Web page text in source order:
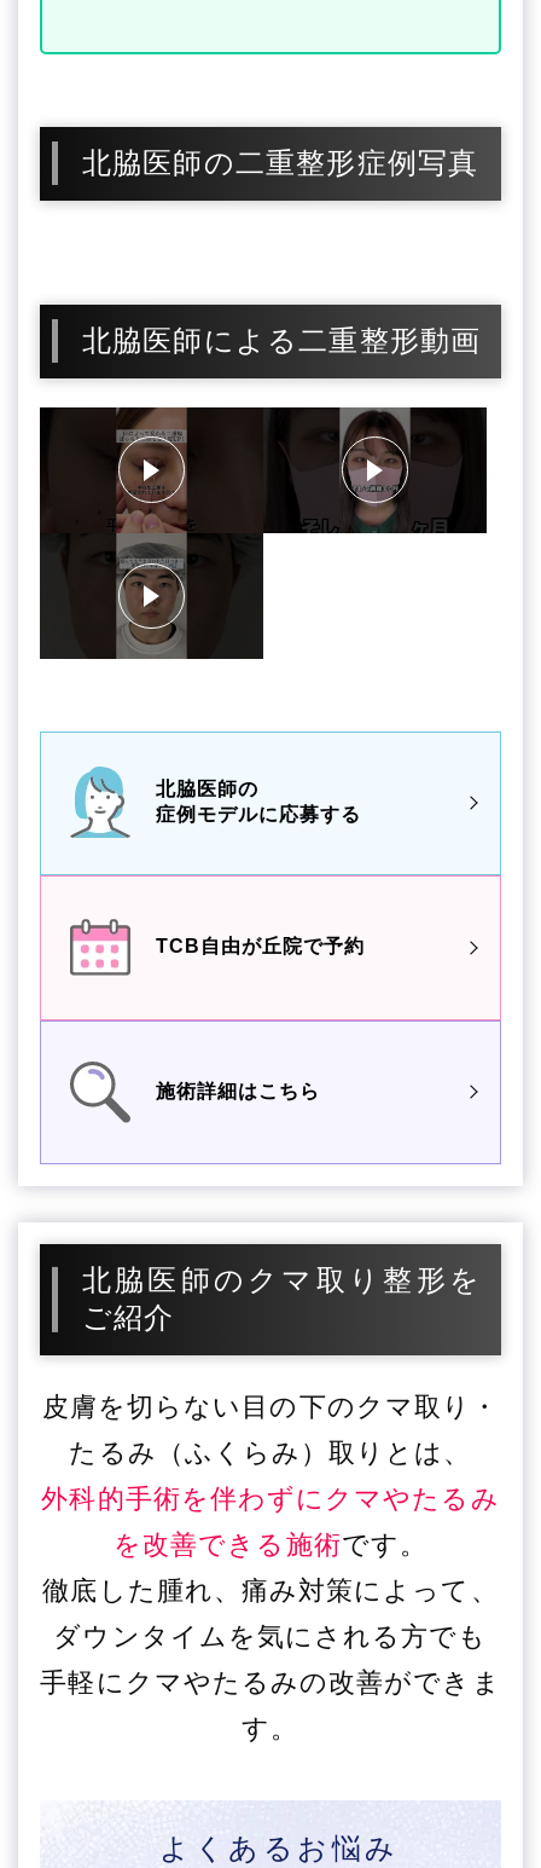
北脇医師の二重整形症例写真
北脇医師による二重整形動画
北脇医師の
症例モデルに応募する
TCB自由が丘院で予約
施術詳細はこちら
北脇医師のクマ取り整形を
ご紹介
皮膚を切らない目の下のクマ取り・
たるみ（ふくらみ）取りとは、
外科的手術を伴わずにクマやたるみ
を改善できる施術です。
徹底した腫れ、痛み対策によって、
ダウンタイムを気にされる方でも
手軽にクマやたるみの改善ができま
す。
よくあるお悩み